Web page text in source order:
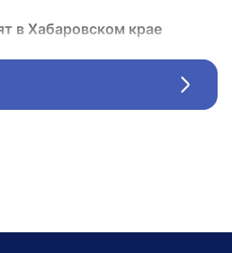
в Хабаровском крае